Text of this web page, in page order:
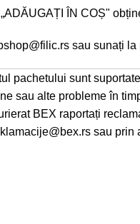
ÎN COȘ"
sau sunați la
pachetului sunt
sau alte probleme în
BEX raportați
sau prin